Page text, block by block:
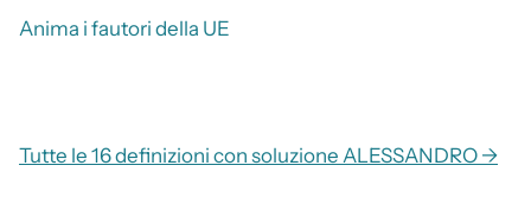
Anima i fautori della UE
Tutte le 16 definizioni con soluzione ALESSANDRO →